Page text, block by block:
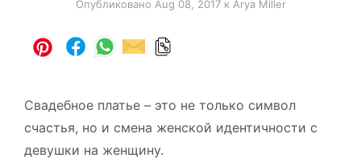
Опубликовано Aug 08, 2017к Arya Miller
Свадебное платье – это не только символ
счастья, но и смена женской идентичности с
девушки на женщину.